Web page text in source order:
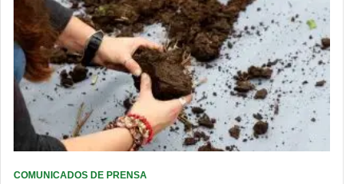
COMUNICADOS DE PRENSA